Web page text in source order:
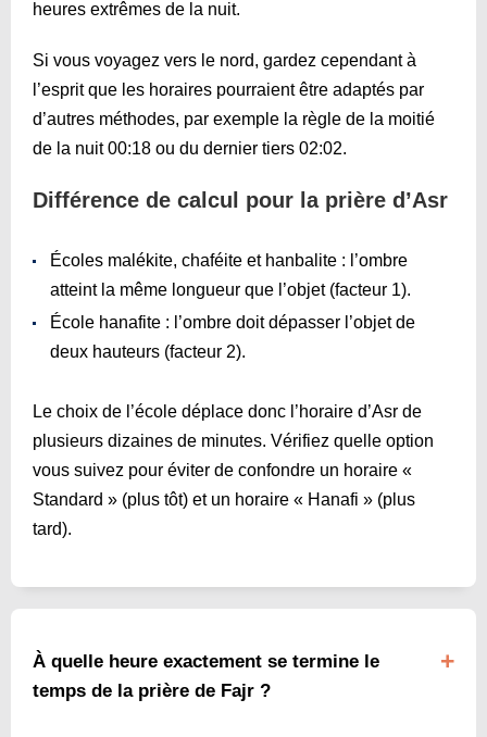
heures extrêmes de la nuit.
Si vous voyagez vers le nord, gardez cependant à
l’esprit que les horaires pourraient être adaptés par
d’autres méthodes, par exemple la règle de la moitié
de la nuit00:18 ou du dernier tiers 02:02.
Différence de calcul pour la prière d’Asr
Écoles malékite, chaféite et hanbalite : l’ombre
atteint la même longueur que l’objet (facteur 1).
École hanafite : l’ombre doit dépasser l’objet de
deux hauteurs (facteur 2).
Le choix de l’école déplace donc l’horaire d’Asr de
plusieurs dizaines de minutes. Vérifiez quelle option
vous suivez pour éviter de confondre un horaire «
Standard » (plus tôt) et un horaire « Hanafi » (plus
tard).
À quelle heure exactement se termine le
temps de la prière de Fajr ?